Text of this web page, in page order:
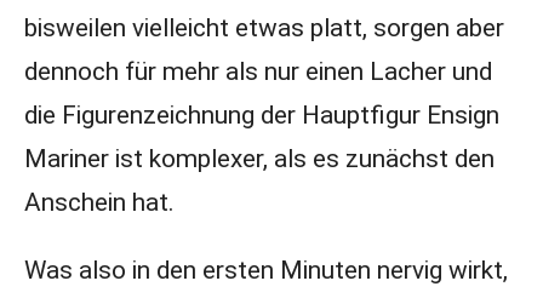
bisweilen vielleicht etwas platt, sorgen aber
dennoch für mehr als nur einen Lacher und
die Figurenzeichnung der Hauptfigur Ensign
Mariner ist komplexer, als es zunächst den
Anschein hat.
Was also in den ersten Minuten nervig wirkt,